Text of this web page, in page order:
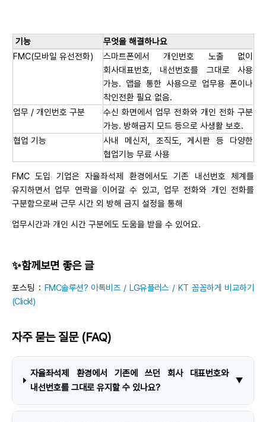
기능
무엇을 해결하나요
FMC(모바일 유선전화)
스마트폰에서 개인번호 노출 없이
회사대표번호, 내선번호를 그대로 사용
가능. 앱을 통한 사용으로 업무용 폰이나
착인전환 필요 없음.
업무 / 개인번호 구분
수신 화면에서 업무 전화와 개인 전화 구분
가능. 방해금지 모드 등으로 사생활 보호.
협업 기능
사내 메신저, 조직도, 게시판 등 다양한
협업기능 무료 사용
FMC 도입 기업은 자율좌석제 환경에서도 기존 내선번호 체계를
유지하면서 업무 연락을 이어갈 수 있고, 업무 전화와 개인 전화를
구분함으로써 근무 시간 외 방해 금지 설정을 통해
업무시간과 개인 시간 구분에도 도움을 받을 수 있어요.
✨함께보면 좋은 글
포스팅 :FMC솔루션? 아톡비즈 / LG유플러스 / KT 꼼꼼하게 비교하기
(Click!)
자주 묻는 질문 (FAQ)
자율좌석제 환경에서 기존에 쓰던 회사 대표번호와
내선번호를 그대로 유지할 수 있나요?
▼